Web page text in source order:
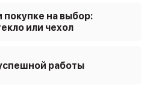
на выбор:
или чехол
работы